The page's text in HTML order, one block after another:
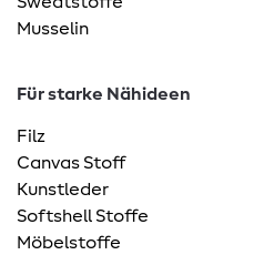
Musselin
Für starke Nähideen
Filz
Canvas Stoff
Kunstleder
Softshell Stoffe
Möbelstoffe